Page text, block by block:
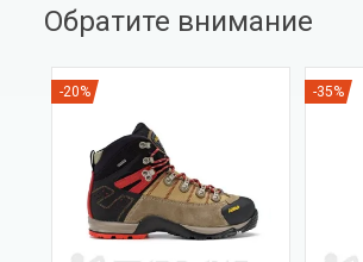
Обратите внимание
-20% -35%